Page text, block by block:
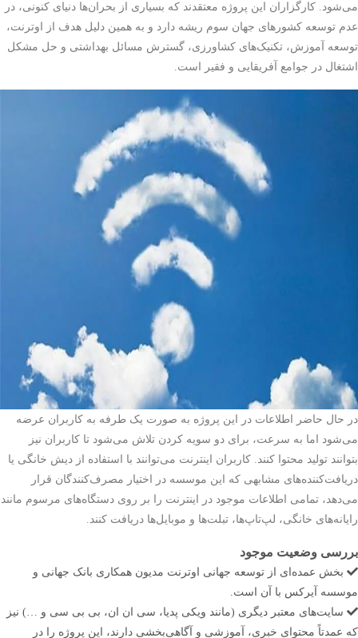
می‌شود. کارگزاران این پروژه معتقدند که بسیاری از بحران‌ها دنیای کنونی، در
عدم توسعه کشورهای جهان سوم ریشه دارد و به همین دلیل هدف از اوترنت،
توسعه آموزش، تکنیک‌های کشاورزی، گسترش مسائل بهداشتی و حل مشکل
اشتغال در جوامع آفریقایی و فقیر است.
در حال حاضر اطلاعات در این پروژه به صورت یک طرفه به کاربران عرضه
می‌شود اما به سرعت، برای دو سویه کردن تلاش می‌شود تا کاربران نیز
بتوانند تولید محتوا کنند. کاربران اینترنت می‌توانند با استفاده از دیش خانگی یا
دریافت‌کننده‌های مشابهی که این موسسه در اختیار مصرف‌کنندگان قرار
می‌دهد، تمامی اطلاعات موجود در اینترنت را بر روی دستگاه‌های مرسوم مانند
رایانه‌های خانگی، لپ‌تاپ‌ها، تبلت‌ها و موبایل‌ها دریافت کنند.
بررسی وضعیت موجود
بخش عمده‌ای از توسعه جهانی اوترنت مدیون همکاری بانک جهانی و
موسسه آیرکس با آن است.
سایت‌های معتبر دیگری (مانند ویکی پدیا، سی ان ان، بی بی سی و …) نیز
که عمدتاً محتوای خبری، آموزشی و آگاهی‌بخشی دارند، این پروژه را در